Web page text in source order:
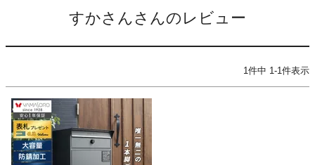
すかさんさんのレビュー
1件中 1-1件表示